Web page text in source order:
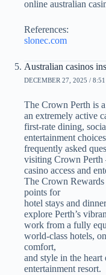
online australian
References:
slonec.com
Australian casinos
DECEMBER 27, 2025 /
The Crown Perth is
an extremely active
first-rate dining,
entertainment
frequently asked
visiting Crown Perth
casino access and
The Crown
points for
hotel stays and
explore Perth’s
work from a fully
world-class hotels,
comfort,
and style in the heart
entertainment resort.